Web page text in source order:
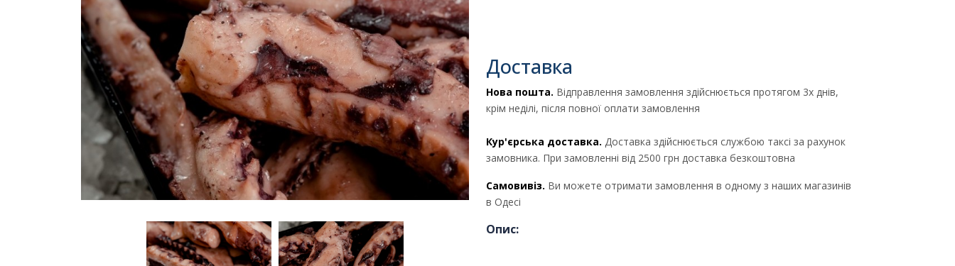
Доставка
Нова пошта. Відправлення замовлення здійснюється протягом 3х днів,
крім неділі, після повної оплати замовлення
Кур'єрська доставка. Доставка здійснюється службою таксі за рахунок
замовника. При замовленні від 2500 грн доставка безкоштовна
Самовивіз. Ви можете отримати замовлення в одному з наших магазинів
в Одесі
Опис:
Отримати комерційну
пропозицію